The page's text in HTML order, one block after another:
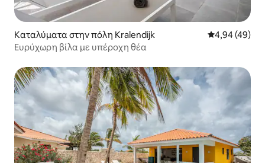
Καταλύματα στην πόλη Kralendijk Μέση
4,94 (49)
Ευρύχωρη βίλα με υπέροχη θέα